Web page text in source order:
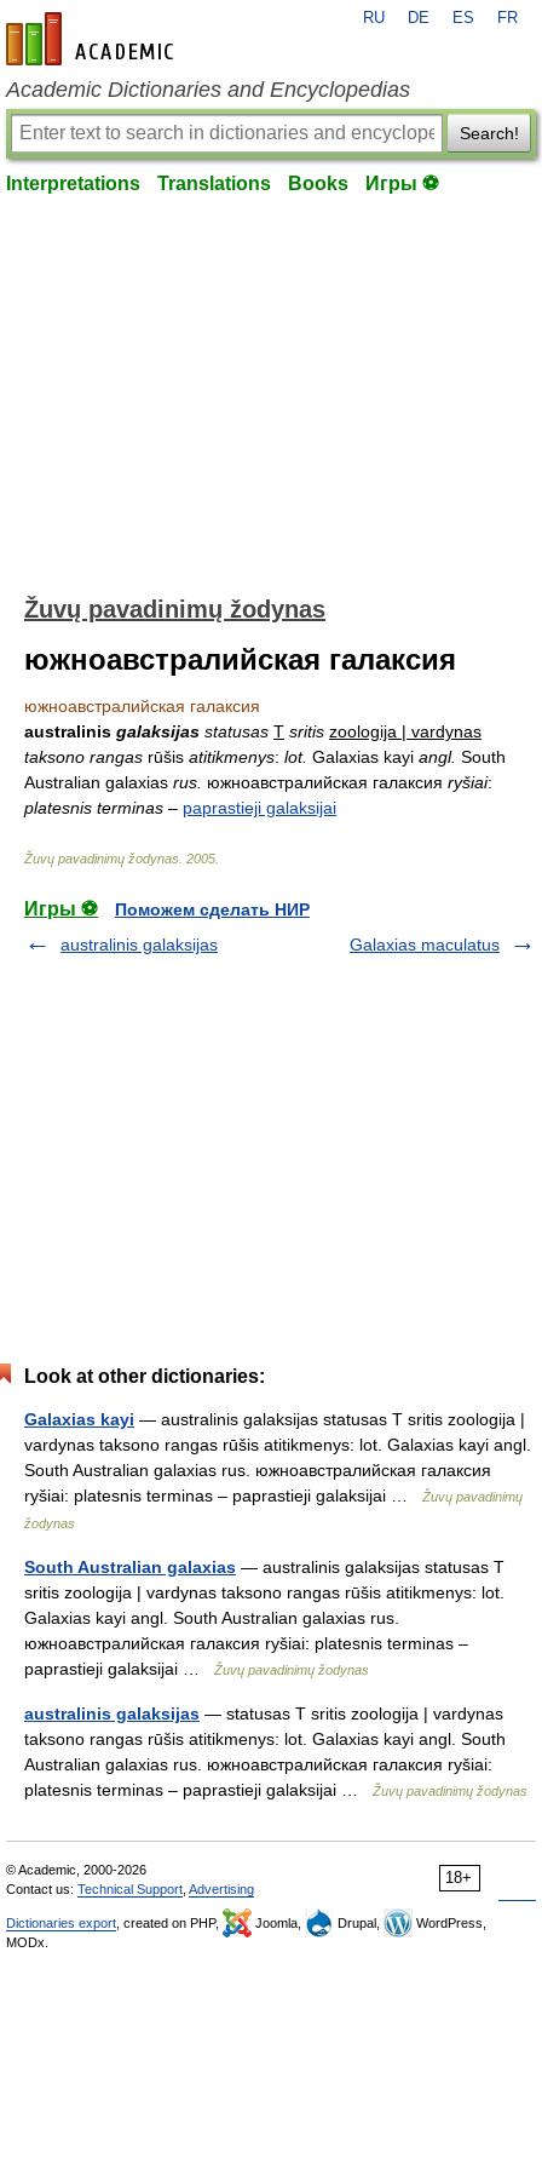
en-academic.com
RU DE ES FR
Academic Dictionaries and Encyclopedias
Search!
Interpretations Translations Books Игры ⚽
Žuvų pavadinimų žodynas
южноавстралийская галаксия
южноавстралийская галаксия
australinis galaksijas statusas T sritis zoologija | vardynas
taksono rangas rūšis atitikmenys: lot. Galaxias kayi angl. South
Australian galaxias rus. южноавстралийская галаксия ryšiai:
platesnis terminas – paprastieji galaksijai
Žuvų pavadinimų žodynas 2005
Игры ⚽
Поможем сделать НИР
australinis galaksijas
Galaxias maculatus
Look at other dictionaries:
Galaxias kayi — australinis galaksijas statusas T sritis zoologija |
vardynas taksono rangas rūšis atitikmenys: lot. Galaxias kayi angl.
South Australian galaxias rus. южноавстралийская галаксия
ryšiai: platesnis terminas – paprastieji galaksijai …
Žuvų pavadinimų
žodynas
South Australian galaxias — australinis galaksijas statusas T
sritis zoologija | vardynas taksono rangas rūšis atitikmenys: lot.
Galaxias kayi angl. South Australian galaxias rus.
южноавстралийская галаксия ryšiai: platesnis terminas –
paprastieji galaksijai …
Žuvų pavadinimų žodynas
australinis galaksijas — statusas T sritis zoologija | vardynas
taksono rangas rūšis atitikmenys: lot. Galaxias kayi angl. South
Australian galaxias rus. южноавстралийская галаксия ryšiai:
platesnis terminas – paprastieji galaksijai …
Žuvų pavadinimų žodynas
18+
© Academic, 2000-2026
Contact us: Technical Support Advertising
Dictionaries export , created on PHP, Joomla, Drupal,
WordPress,
MODx.